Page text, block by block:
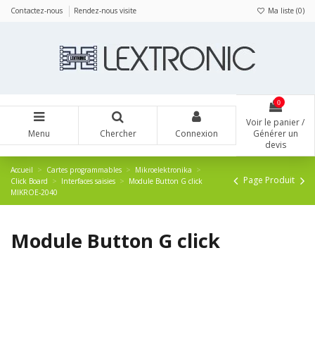
Contactez-nous Rendez-nous visite Ma liste (0)
Menu Chercher Connexion
0
Voir le panier /
Générer un
devis
Accueil Cartes programmables
Mikroelektronika
Click Board
Interfaces saisies
Module Button G click
MIKROE-2040
Page Produit
Module Button G click
Panneau de gestion des cookies